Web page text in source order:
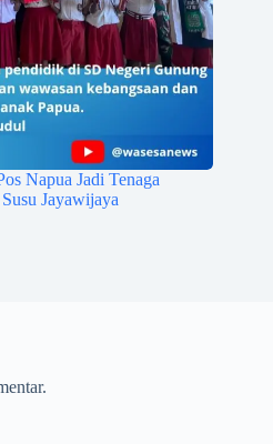
Napua Jadi Tenaga
Jayawijaya